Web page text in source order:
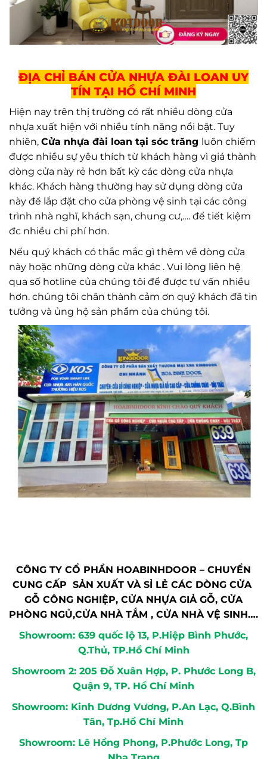
ĐỊA CHỈ BÁN CỬA NHỰA ĐÀI LOAN UY
TÍN TẠI HỒ CHÍ MINH
Hiện nay trên thị trường có rất nhiều dòng cửa
nhựa xuất hiện với nhiều tính năng nổi bật. Tuy
nhiên, Cửa nhựa đài loan tại sóc trăng luôn chiếm
được nhiều sự yêu thích từ khách hàng vì giá thành
dòng cửa này rẻ hơn bất kỳ các dòng cửa nhựa
khác. Khách hàng thường hay sử dụng dòng cửa
này để lắp đặt cho cửa phòng vệ sinh tại các công
trình nhà nghĩ, khách sạn, chung cư,…. để tiết kiệm
đc nhiều chi phí hơn.
Nếu quý khách có thắc mắc gì thêm về dòng cửa
này hoặc những dòng cửa khác . Vui lòng liên hệ
qua số hotline của chúng tôi để được tư vấn nhiều
hơn. chúng tôi chân thành cảm ơn quý khách đã tin
tưởng và ủng hộ sản phẩm của chúng tôi.
CÔNG TY CỔ PHẦN HOABINHDOOR – CHUYỂN
CUNG CẤP SẢN XUẤT VÀ SỈ LẺ CÁC DÒNG CỬA
GỖ CÔNG NGHIỆP, CỬA NHỰA GIẢ GỖ, CỬA
PHÒNG NGỦ,CỬA NHÀ TẮM , CỬA NHÀ VỆ SINH….
Showroom: 639 quốc lộ 13, P.Hiệp Bình Phước,
Q.Thủ, TP.Hồ Chí Minh
Showroom 2: 205 Đỗ Xuân Hợp, P. Phước Long B,
Quận 9, TP. Hồ Chí Minh
Showroom: Kinh Dương Vương, P.An Lạc, Q.Bình
Tân, Tp.Hồ Chí Minh
Showroom: Lê Hồng Phong, P.Phước Long, Tp